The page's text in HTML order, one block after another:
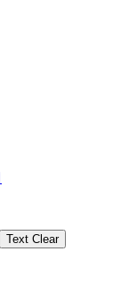
Text Clear